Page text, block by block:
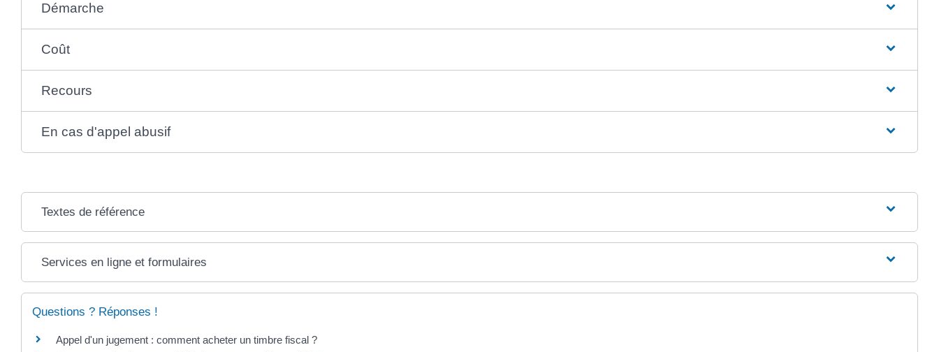
Démarche
Coût
Recours
En cas d'appel abusif
Textes de référence
Services en ligne et formulaires
Questions ? Réponses !
Appel d'un jugement : comment acheter un timbre fiscal ?